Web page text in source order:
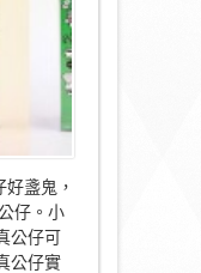
盞鬼，
仔。小
公仔可
公仔實